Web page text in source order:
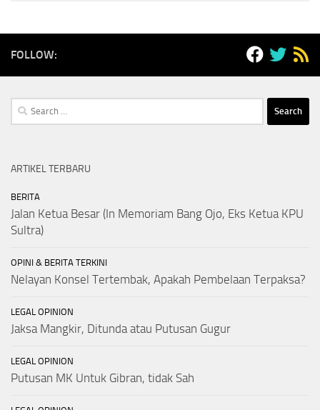
FOLLOW:
Search
for:
ARTIKEL TERBARU
BERITA
Jalan Ketua Besar (In Memoriam Bang Ojo, Eks Ketua KPU
Sultra)
OPINI & BERITA TERKINI
Nelayan Konsel Tertembak, Apakah Pembelaan Terpaksa?
LEGAL OPINION
Jaksa Mangkir, Ditunda atau Putusan Gugur
LEGAL OPINION
Putusan MK Untuk Gibran, tidak Sah